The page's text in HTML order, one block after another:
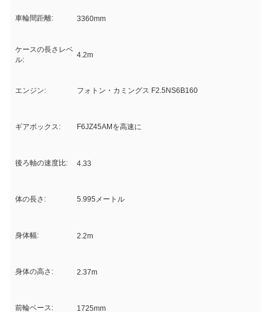
車輪間距離: 3360mm
ケースの長さレベ
ル:
4.2m
エンジン: フォトン・カミングス F2.5NS6B160
ギアボックス: F6JZ45AMを高速に
後ろ軸の速度比: 4.33
体の長さ: 5.995メートル
身体幅: 2.2m
身体の高さ: 2.37m
前輪ベース: 1725mm